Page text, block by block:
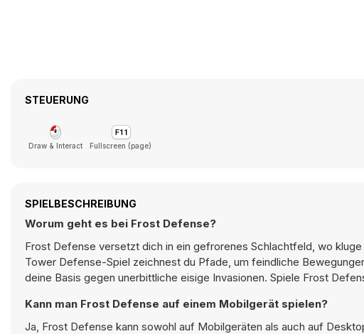
STEUERUNG
Draw & Interact Fullscreen (page)
SPIELBESCHREIBUNG
Worum geht es bei Frost Defense?
Frost Defense versetzt dich in ein gefrorenes Schlachtfeld, wo
Tower Defense-Spiel zeichnest du Pfade, um feindliche
deine Basis gegen unerbittliche eisige Invasionen. Spiele Frost
Kann man Frost Defense auf einem Mobilgerät spielen?
Ja, Frost Defense kann sowohl auf Mobilgeräten als auch auf